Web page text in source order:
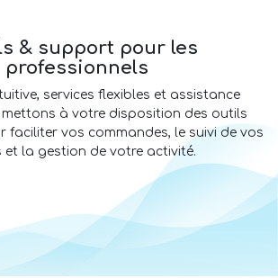
& support pour les
professionnels
services flexibles et assistance
mettons à votre disposition des outils
faciliter vos commandes, le suivi de vos
et la gestion de votre activité.